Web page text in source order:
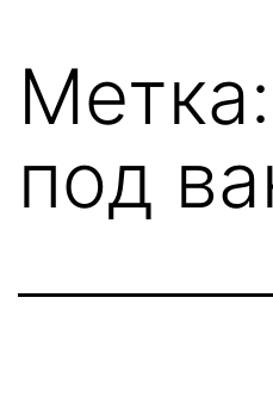
Метка:
под